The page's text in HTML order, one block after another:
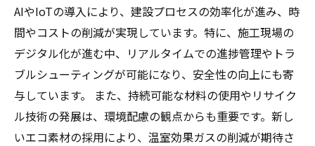
AIやIoTの導入により、建設プロセスの効率化が進み、時
間やコストの削減が実現しています。特に、施工現場の
デジタル化が進む中、リアルタイムでの進捗管理やトラ
ブルシューティングが可能になり、安全性の向上にも寄
与しています。 また、持続可能な材料の使用やリサイク
ル技術の発展は、環境配慮の観点からも重要です。新し
いエコ素材の採用により、温室効果ガスの削減が期待さ